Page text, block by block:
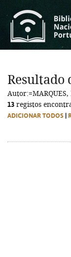
Resultado
Autor:=MARQUES,
13 registos
ADICIONAR TODOS